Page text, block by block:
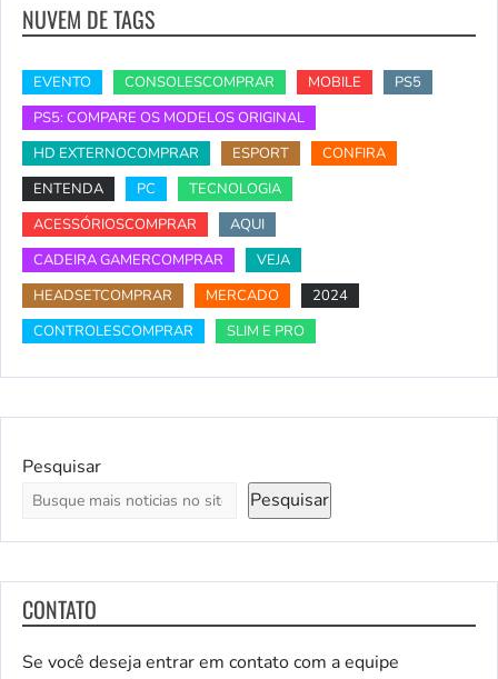
NUVEM DE TAGS
EVENTO CONSOLESCOMPRAR MOBILE
PS5
PS5: COMPARE OS MODELOS ORIGINAL
HD EXTERNOCOMPRAR
ESPORT
CONFIRA
ENTENDA
PC
TECNOLOGIA
ACESSÓRIOSCOMPRAR
AQUI
CADEIRA GAMERCOMPRAR
VEJA
HEADSETCOMPRAR
MERCADO
2024
CONTROLESCOMPRAR
SLIM E PRO
Pesquisar
Pesquisar
CONTATO
Se você deseja entrar em contato com a equipe